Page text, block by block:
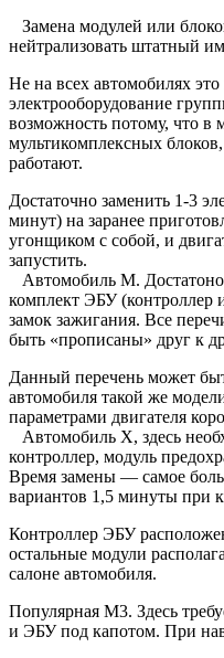
Замена модулей или
нейтрализовать штатный
Не на всех автомобилях
электрооборудование
возможность потому, что в
мультикомплексных
работают.
Достаточно заменить 1-3
минут) на заранее
угонщиком с собой, и
запустить.
Автомобиль М. Достатоно
комплект ЭБУ (контроллер
замок зажигания. Все
быть «прописаны» друг к
Данный перечень может
автомобиля такой же
параметрами двигателя
Автомобиль Х, здесь
контроллер, модуль
Время замены — самое
вариантов 1,5 минуты при
Контроллер ЭБУ
остальные модули
салоне автомобиля.
Популярная М3. Здесь
и ЭБУ под капотом. При